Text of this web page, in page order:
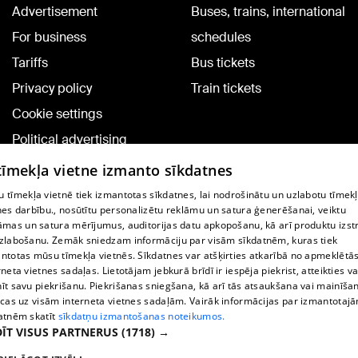
Advertisement
For business
Tariffs
Privacy policy
Cookie settings
Political advertising
Cookie policy
Commenting terms
Buses, trains, international
schedules
Bus tickets
Train tickets
TV program
Contract rules
360 Ziņu kontakti
Helio Media
Vortal assistance service: e-mail -
vietne izmanto sīkdatnes
tīmekļa vietnē tiek izmantotas sīkdatnes, lai nodrošinātu un uzlabotu
darbību., nosūtītu personalizētu reklāmu un satura ģenerēšanai, veiktu
un satura mērījumus, auditorijas datu apkopošanu, kā arī produktu
Zemāk sniedzam informāciju par visām sīkdatnēm, kuras tiek
mūsu tīmekļa vietnēs. Sīkdatnes var atšķirties atkarībā no
vietnes sadaļas. Lietotājam jebkurā brīdī ir iespēja piekrist, atteikties
savu piekrišanu. Piekrišanas sniegšana, kā arī tās atsaukšana vai
uz visām interneta vietnes sadaļām. Vairāk informācijas par
skatīt sīkdatņu izmantošanas noteikumos.
VISUS PARTNERUS (1718) →